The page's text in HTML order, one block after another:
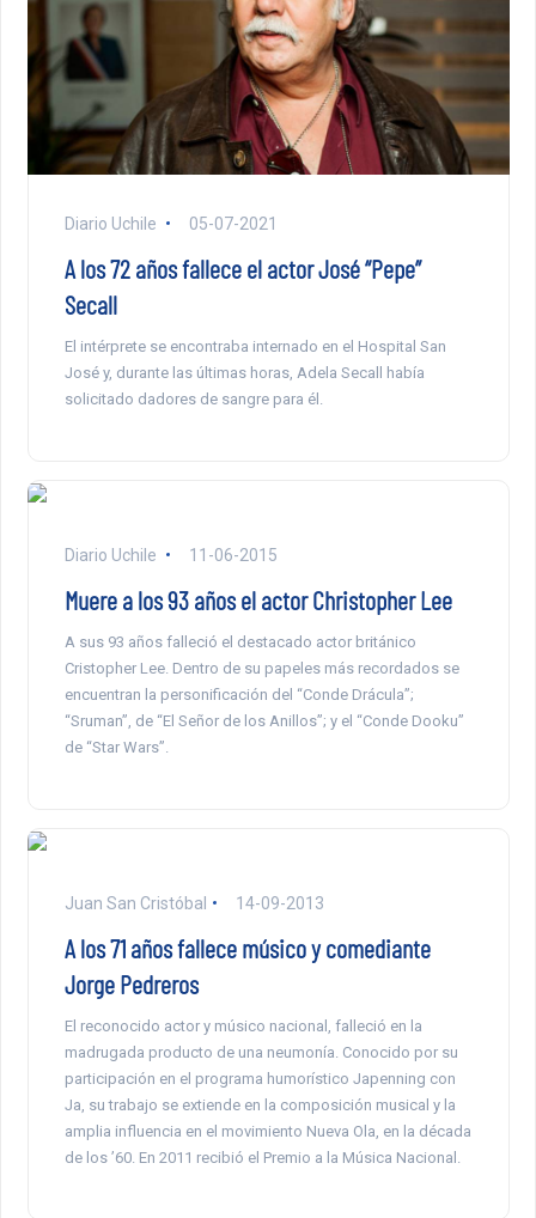
Diario Uchile 05-07-2021
A los 72 años fallece el actor José “Pepe”
Secall
El intérprete se encontraba internado en el Hospital San
José y, durante las últimas horas, Adela Secall había
solicitado dadores de sangre para él.
Diario Uchile 11-06-2015
Muere a los 93 años el actor Christopher Lee
A sus 93 años falleció el destacado actor británico
Cristopher Lee. Dentro de su papeles más recordados se
encuentran la personificación del “Conde Drácula”;
“Sruman”, de “El Señor de los Anillos”; y el “Conde Dooku”
de “Star Wars”.
Juan San Cristóbal 14-09-2013
A los 71 años fallece músico y comediante
Jorge Pedreros
El reconocido actor y músico nacional, falleció en la
madrugada producto de una neumonía. Conocido por su
participación en el programa humorístico Japenning con
Ja, su trabajo se extiende en la composición musical y la
amplia influencia en el movimiento Nueva Ola, en la década
de los ’60. En 2011 recibió el Premio a la Música Nacional.